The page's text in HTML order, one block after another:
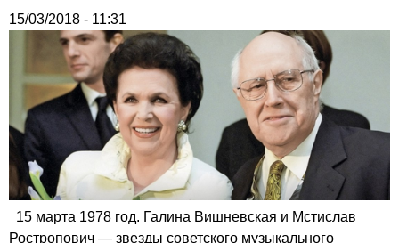
15/03/2018 - 11:31
15 марта 1978 год. Галина Вишневская и Мстислав
Ростропович — звезды советского музыкального